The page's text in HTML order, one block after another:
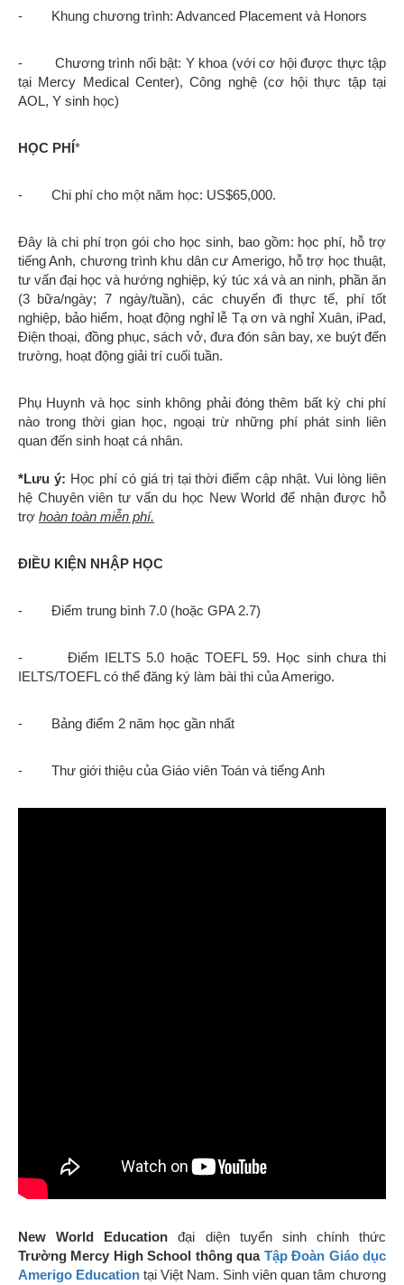
- Khung chương trình: Advanced Placement và Honors
- Chương trình nổi bật: Y khoa (với cơ hội được thực tập
tại Mercy Medical Center), Công nghệ (cơ hội thực tập tại
AOL, Y sinh học)
HỌC PHÍ*
- Chi phí cho một năm học: US$65,000.
Đây là chi phí trọn gói cho học sinh, bao gồm: học phí, hỗ trợ
tiếng Anh, chương trình khu dân cư Amerigo, hỗ trợ học thuật,
tư vấn đại học và hướng nghiệp, ký túc xá và an ninh, phần ăn
(3 bữa/ngày; 7 ngày/tuần), các chuyến đi thực tế, phí tốt
nghiệp, bảo hiểm, hoạt động nghỉ lễ Tạ ơn và nghỉ Xuân, iPad,
Điện thoại, đồng phục, sách vở, đưa đón sân bay, xe buýt đến
trường, hoạt động giải trí cuối tuần.
Phụ Huynh và học sinh không phải đóng thêm bất kỳ chi phí
nào trong thời gian học, ngoại trừ những phí phát sinh liên
quan đến sinh hoạt cá nhân.
*Lưu ý: Học phí có giá trị tại thời điểm cập nhật. Vui lòng liên
hệ Chuyên viên tư vấn du học New World để nhận được hỗ
trợ hoàn toàn miễn phí.
ĐIỀU KIỆN NHẬP HỌC
- Điểm trung bình 7.0 (hoặc GPA 2.7)
- Điểm IELTS 5.0 hoặc TOEFL 59. Học sinh chưa thi
IELTS/TOEFL có thể đăng ký làm bài thi của Amerigo.
- Bảng điểm 2 năm học gần nhất
- Thư giới thiệu của Giáo viên Toán và tiếng Anh
New World Education
đại diện tuyển sinh chính thức
Trường Mercy High School thông qua Tập Đoàn Giáo dục
Amerigo Education tại Việt Nam. Sinh viên quan tâm chương